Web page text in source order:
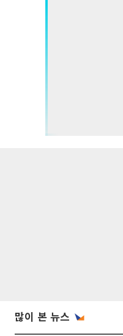
많이 본 뉴스